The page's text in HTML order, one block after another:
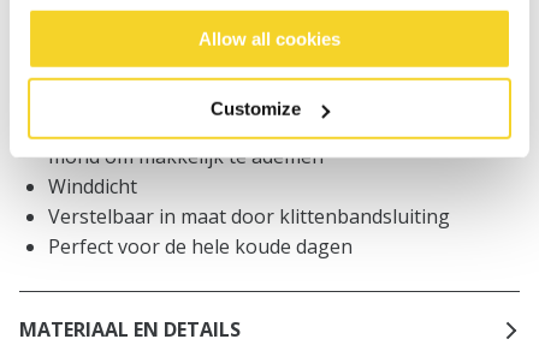
Allow all cookies
Customize
BESCHRIJVING
Unisex gezichtsmasker
Fleece van 100% gerecycled polyester
Neopreen mondstuk met openingen bij de neus en
mond om makkelijk te ademen
Winddicht
Verstelbaar in maat door klittenbandsluiting
Perfect voor de hele koude dagen
MATERIAAL EN DETAILS